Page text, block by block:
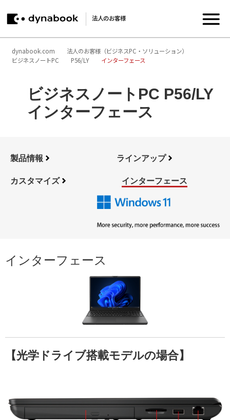
法人のお客様
dynabook.com
法人のお客様（ビジネスPC・ソリューション）
ビジネスノートPC
P56/LY インターフェース
ビジネスノートPC P56/LY
インターフェース
製品情報 ラインアップ
カスタマイズ インターフェース
インターフェース
【光学ドライブ搭載モデルの場合】